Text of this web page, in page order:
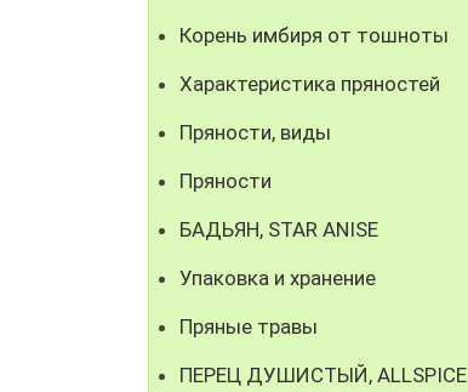
Корень имбиря от тошноты
Характеристика пряностей
Пряности, виды
Пряности
БАДЬЯН, STAR ANISE
Упаковка и хранение
Пряные травы
ПЕРЕЦ ДУШИСТЫЙ, ALLSPICE